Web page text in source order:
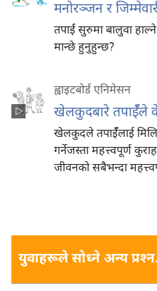
मनोरञ्जन र
तपाईं सुरुमा बालुवा
मान्छे हुनुहुन्छ?
ह्वाइटबोर्ड एनिमेसन
खेलकुदबारे तपाईँले
खेलकुदले तपाईँलाई
गर्नेजस्ता महत्त्वपूर्ण
जीवनको सबैभन्दा
युवाहरूले सोध्ने अन्य